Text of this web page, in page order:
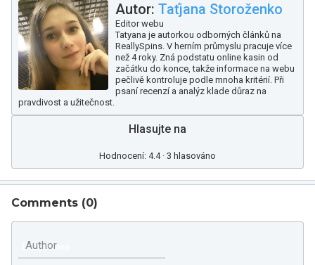
Autor: Taťjana Storoženko
Editor webu
Tatyana je autorkou odborných článků na
ReallySpins. V herním průmyslu pracuje více
než 4 roky. Zná podstatu online kasin od
začátku do konce, takže informace na webu
pečlivě kontroluje podle mnoha kritérií. Při
psaní recenzí a analýz klade důraz na
pravdivost a užitečnost.
Hlasujte na
Hodnocení: 4.4 · 3 hlasováno
Comments (0)
Author